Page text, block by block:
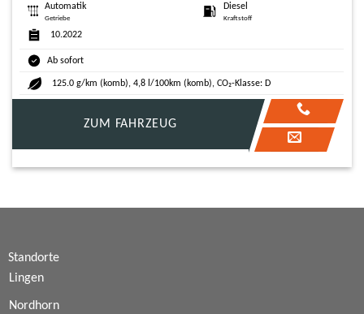
Automatik
Getriebe
Diesel
Kraftstoff
10.2022
Ab sofort
125.0 g/km (komb), 4,8 l/100km (komb), CO₂-Klasse: D
ZUM FAHRZEUG
Standorte
Lingen
Nordhorn